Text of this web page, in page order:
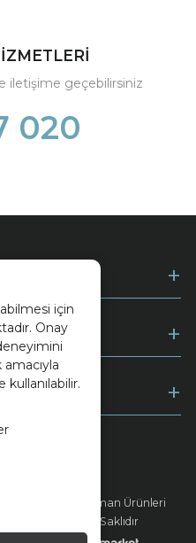
için
Onay
iletişime geçebilirsiniz
020
Çerez Politikası
Seramik Orman Ürünleri
- Tüm Hakları Saklıdır